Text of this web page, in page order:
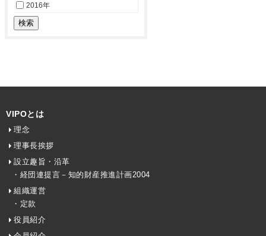
2016年
VIPOとは
理念
理事長挨拶
設立趣旨・沿革
・経団連提言－知的財産推進計画2004
組織運営
・定款
役員紹介